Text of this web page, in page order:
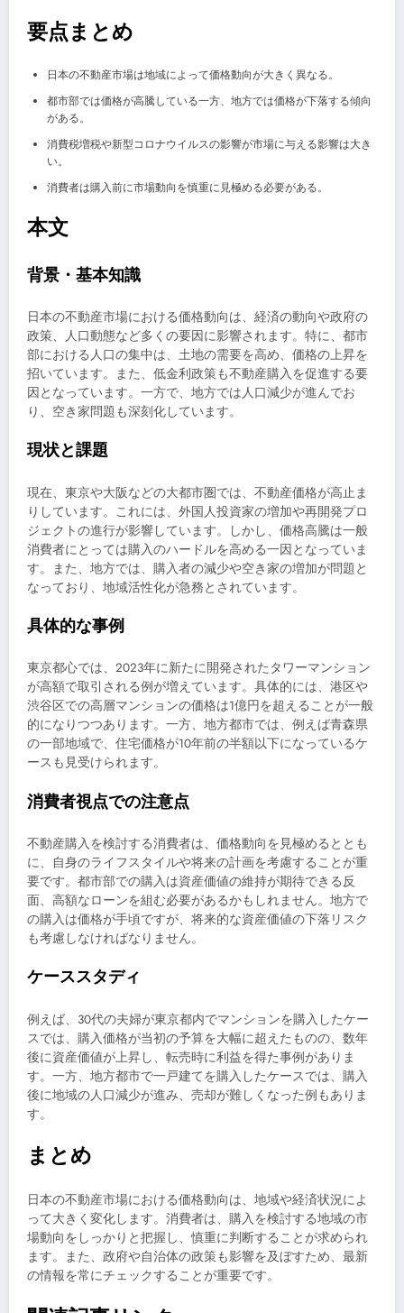
要点まとめ
日本の不動産市場は地域によって価格動向が大きく異なる。
都市部では価格が高騰している一方、地方では価格が下落する傾向
がある。
消費税増税や新型コロナウイルスの影響が市場に与える影響は大き
い。
消費者は購入前に市場動向を慎重に見極める必要がある。
本文
背景・基本知識
日本の不動産市場における価格動向は、経済の動向や政府の
政策、人口動態など多くの要因に影響されます。特に、都市
部における人口の集中は、土地の需要を高め、価格の上昇を
招いています。また、低金利政策も不動産購入を促進する要
因となっています。一方で、地方では人口減少が進んでお
り、空き家問題も深刻化しています。
現状と課題
現在、東京や大阪などの大都市圏では、不動産価格が高止ま
りしています。これには、外国人投資家の増加や再開発プロ
ジェクトの進行が影響しています。しかし、価格高騰は一般
消費者にとっては購入のハードルを高める一因となっていま
す。また、地方では、購入者の減少や空き家の増加が問題と
なっており、地域活性化が急務とされています。
具体的な事例
東京都心では、2023年に新たに開発されたタワーマンション
が高額で取引される例が増えています。具体的には、港区や
渋谷区での高層マンションの価格は1億円を超えることが一般
的になりつつあります。一方、地方都市では、例えば青森県
の一部地域で、住宅価格が10年前の半額以下になっているケ
ースも見受けられます。
消費者視点での注意点
不動産購入を検討する消費者は、価格動向を見極めるととも
に、自身のライフスタイルや将来の計画を考慮することが重
要です。都市部での購入は資産価値の維持が期待できる反
面、高額なローンを組む必要があるかもしれません。地方で
の購入は価格が手頃ですが、将来的な資産価値の下落リスク
も考慮しなければなりません。
ケーススタディ
例えば、30代の夫婦が東京都内でマンションを購入したケー
スでは、購入価格が当初の予算を大幅に超えたものの、数年
後に資産価値が上昇し、転売時に利益を得た事例がありま
す。一方、地方都市で一戸建てを購入したケースでは、購入
後に地域の人口減少が進み、売却が難しくなった例もありま
す。
まとめ
日本の不動産市場における価格動向は、地域や経済状況によ
って大きく変化します。消費者は、購入を検討する地域の市
場動向をしっかりと把握し、慎重に判断することが求められ
ます。また、政府や自治体の政策も影響を及ぼすため、最新
の情報を常にチェックすることが重要です。